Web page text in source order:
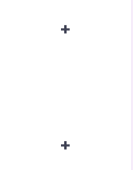
+
+